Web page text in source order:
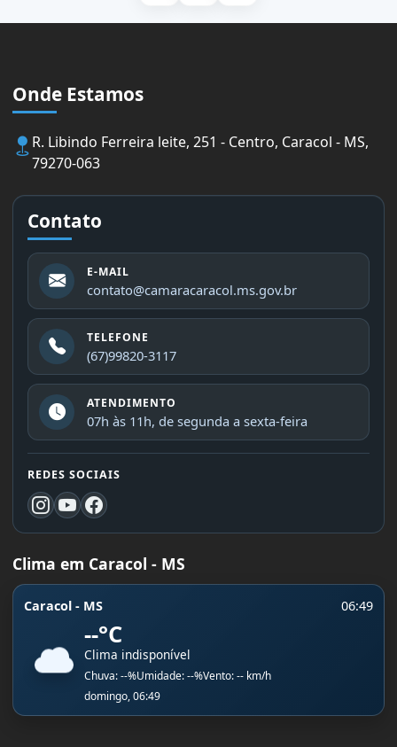
Onde Estamos
R. Libindo Ferreira leite, 251 - Centro, Caracol - MS,
79270-063
Contato
E-MAIL
contato@camaracaracol.ms.gov.br
TELEFONE
(67)99820-3117
ATENDIMENTO
07h às 11h, de segunda a sexta-feira
REDES SOCIAIS
Clima em Caracol - MS
Caracol - MS 06:49
--°C
Clima indisponível
Chuva: --%Umidade: --%Vento: -- km/h
domingo, 06:49